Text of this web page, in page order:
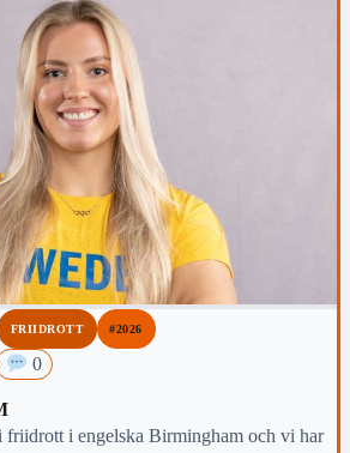
FRIIDROTT #2026
0
friidrott i engelska Birmingham och vi har